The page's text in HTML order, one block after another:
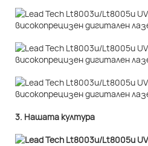
3. Нашата култура